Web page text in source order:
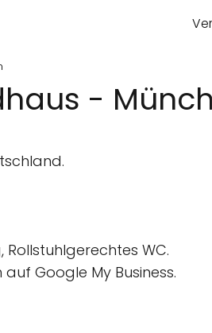
-
WC.
Google My Business.